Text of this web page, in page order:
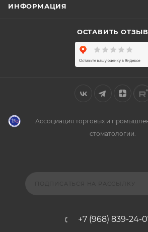
ИНФОРМАЦИЯ
ОСТАВИТЬ ОТЗЫВ
Ассоциация торговых и
стоматологии.
+7 (968) 839-24-